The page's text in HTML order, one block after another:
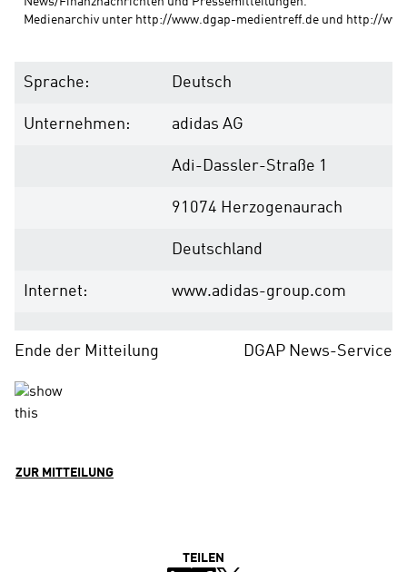
Medienarchiv unter http://www.dgap-medientreff.de und http://
Sprache: Deutsch
Unternehmen: adidas AG
Adi-Dassler-Straße 1
91074 Herzogenaurach
Deutschland
Internet: www.adidas-group.com
Ende der Mitteilung DGAP News-Service
ZUR MITTEILUNG
TEILEN